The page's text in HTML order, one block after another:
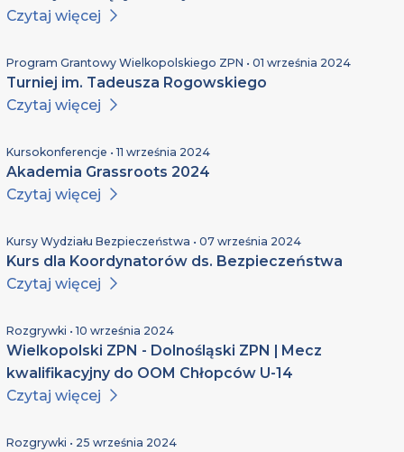
Czytaj więcej
Program Grantowy Wielkopolskiego ZPN • 01 września 2024
Turniej im. Tadeusza Rogowskiego
Czytaj więcej
Kursokonferencje • 11 września 2024
Akademia Grassroots 2024
Czytaj więcej
Kursy Wydziału Bezpieczeństwa • 07 września 2024
Kurs dla Koordynatorów ds. Bezpieczeństwa
Czytaj więcej
Rozgrywki • 10 września 2024
Wielkopolski ZPN - Dolnośląski ZPN | Mecz
kwalifikacyjny do OOM Chłopców U-14
Czytaj więcej
Rozgrywki • 25 września 2024